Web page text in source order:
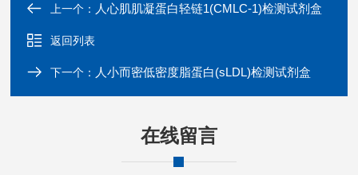
上一个： 人心肌肌凝蛋白轻链1(CMLC-1)检测试剂盒
返回列表
下一个： 人小而密低密度脂蛋白(sLDL)检测试剂盒
在线留言